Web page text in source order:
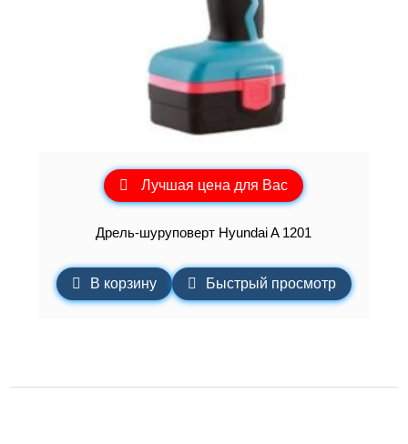
Лучшая цена для Вас
Дрель-шуруповерт Hyundai A 1201
В корзину Быстрый просмотр